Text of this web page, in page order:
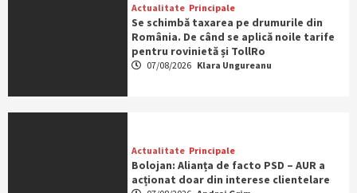
Actualitate Principale
Se schimbă taxarea pe drumurile din
România. De când se aplică noile tarife
pentru rovinietă și TollRo
07/08/2026 Klara Ungureanu
Actualitate Principale
Bolojan: Alianța de facto PSD – AUR a
acționat doar din interese clientelare